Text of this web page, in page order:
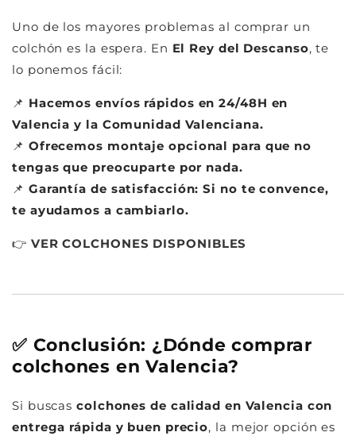
Uno de los mayores problemas al comprar un
colchón es la espera. En El Rey del Descanso, te
lo ponemos fácil:
📌 Hacemos envíos rápidos en 24/48H en
Valencia y la Comunidad Valenciana.
📌 Ofrecemos montaje opcional para que no
tengas que preocuparte por nada.
📌 Garantía de satisfacción: Si no te convence,
te ayudamos a cambiarlo.
👉 VER COLCHONES DISPONIBLES
✅ Conclusión: ¿Dónde comprar
colchones en Valencia?
Si buscas colchones de calidad en Valencia con
entrega rápida y buen precio, la mejor opción es